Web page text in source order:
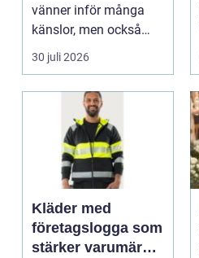
vänner inför många
känslor, men också
praktiska beslut. En b...
30 juli 2026
Kläder med
företagslogga som
stärker varumärket